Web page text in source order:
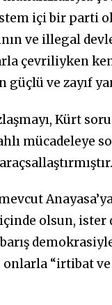
içi bir parti
ve illegal
çevriliyken
ve zayıf
Kürt
mücadeleye
olsun,
“irtibat